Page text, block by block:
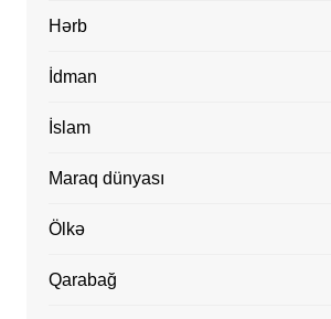
Hərb
İdman
İslam
Maraq dünyası
Ölkə
Qarabağ